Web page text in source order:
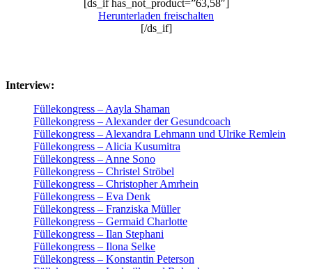
[ds_if has_not_product=”63,58″]
Herunterladen freischalten
[/ds_if]
Interview:
Füllekongress – Aayla Shaman
Füllekongress – Alexander der Gesundcoach
Füllekongress – Alexandra Lehmann und Ulrike Remlein
Füllekongress – Alicia Kusumitra
Füllekongress – Anne Sono
Füllekongress – Christel Ströbel
Füllekongress – Christopher Amrhein
Füllekongress – Eva Denk
Füllekongress – Franziska Müller
Füllekongress – Germaid Charlotte
Füllekongress – Ilan Stephani
Füllekongress – Ilona Selke
Füllekongress – Konstantin Peterson